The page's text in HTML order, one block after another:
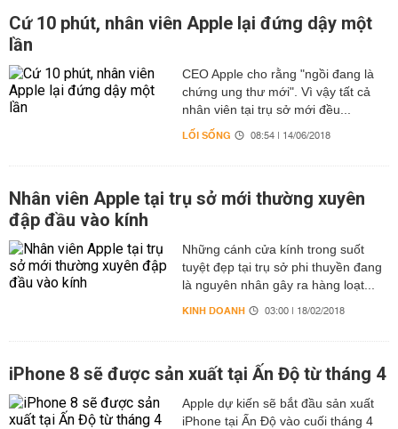
Cứ 10 phút, nhân viên Apple lại đứng dậy một
lần
CEO Apple cho rằng "ngồi đang là
chứng ung thư mới". Vì vậy tất cả
nhân viên tại trụ sở mới đều...
LỐI SỐNG 08:54 | 14/06/2018
Nhân viên Apple tại trụ sở mới thường xuyên
đập đầu vào kính
Những cánh cửa kính trong suốt
tuyệt đẹp tại trụ sở phi thuyền đang
là nguyên nhân gây ra hàng loạt...
KINH DOANH 03:00 | 18/02/2018
iPhone 8 sẽ được sản xuất tại Ấn Độ từ tháng 4
Apple dự kiến sẽ bắt đầu sản xuất
iPhone tại Ấn Độ vào cuối tháng 4